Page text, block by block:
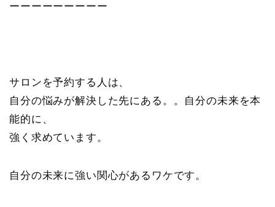
ーーーーーーーーー
サロンを予約する人は、
自分の悩みが解決した先にある。。自分の未来を本
能的に、
強く求めています。
自分の未来に強い関心があるワケです。